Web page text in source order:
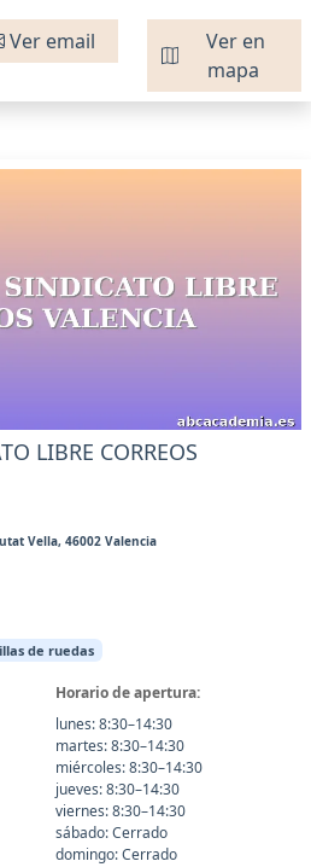
Ver email
Ver en
mapa
LIBRE CORREOS
Vella, 46002 Valencia
de ruedas
Horario de apertura:
lunes: 8:30–14:30
martes: 8:30–14:30
miércoles: 8:30–14:30
jueves: 8:30–14:30
viernes: 8:30–14:30
sábado: Cerrado
domingo: Cerrado